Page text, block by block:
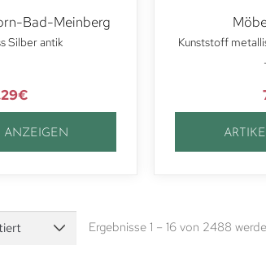
Bad-Meinberg
Silber antik
€
ANZEIGEN
Kunststoff
Ergebnisse 1 – 16 von 2488